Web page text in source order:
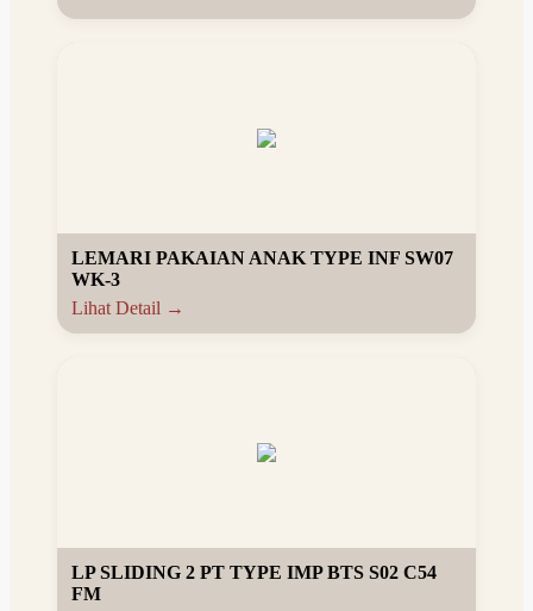
LEMARI PAKAIAN ANAK TYPE INF SW07
WK-3
Lihat Detail →
LP SLIDING 2 PT TYPE IMP BTS S02 C54
FM